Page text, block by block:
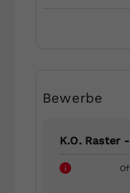
Bewerbe
K.O. Raster